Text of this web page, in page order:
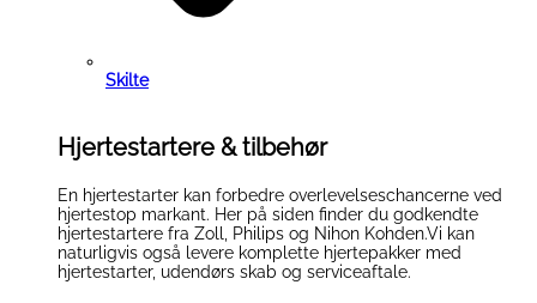
Skilte
Hjertestartere & tilbehør
En hjertestarter kan forbedre overlevelseschancerne ved
hjertestop markant. Her på siden finder du godkendte
hjertestartere fra Zoll, Philips og Nihon Kohden.Vi kan
naturligvis også levere komplette hjertepakker med
hjertestarter, udendørs skab og serviceaftale.